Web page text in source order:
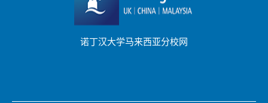
诺丁汉大学马来西亚分校网